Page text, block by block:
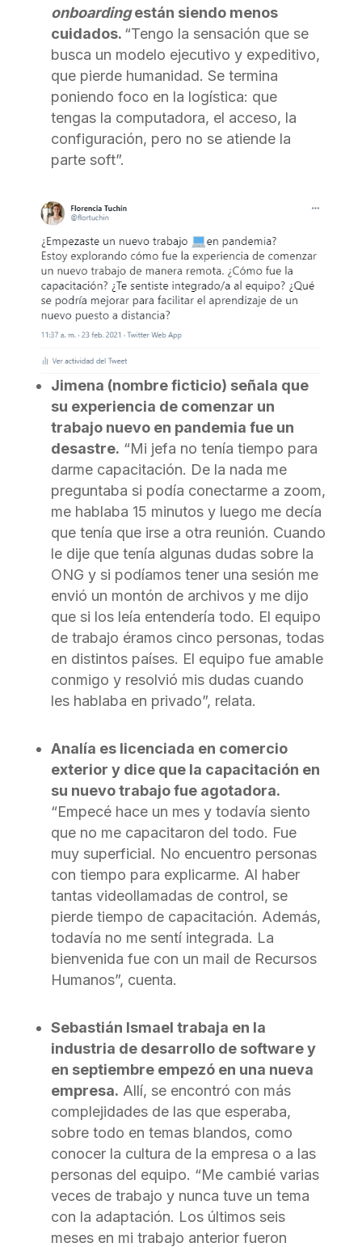
onboardingestán siendo menos
cuidados. “Tengo la sensación que se
busca un modelo ejecutivo y expeditivo,
que pierde humanidad. Se termina
poniendo foco en la logística: que
tengas la computadora, el acceso, la
configuración, pero no se atiende la
parte soft”.
Jimena (nombre ficticio) señala que
su experiencia de comenzar un
trabajo nuevo en pandemia fue un
desastre. “Mi jefa no tenía tiempo para
darme capacitación. De la nada me
preguntaba si podía conectarme a zoom,
me hablaba 15 minutos y luego me decía
que tenía que irse a otra reunión. Cuando
le dije que tenía algunas dudas sobre la
ONG y si podíamos tener una sesión me
envió un montón de archivos y me dijo
que si los leía entendería todo. El equipo
de trabajo éramos cinco personas, todas
en distintos países. El equipo fue amable
conmigo y resolvió mis dudas cuando
les hablaba en privado”, relata.
Analía es licenciada en comercio
exterior y dice que la capacitación en
su nuevo trabajo fue agotadora.
“Empecé hace un mes y todavía siento
que no me capacitaron del todo. Fue
muy superficial. No encuentro personas
con tiempo para explicarme. Al haber
tantas videollamadas de control, se
pierde tiempo de capacitación. Además,
todavía no me sentí integrada. La
bienvenida fue con un mail de Recursos
Humanos”, cuenta.
Sebastián Ismael trabaja en la
industria de desarrollo de software y
en septiembre empezó en una nueva
empresa. Allí, se encontró con más
complejidades de las que esperaba,
sobre todo en temas blandos, como
conocer la cultura de la empresa o a las
personas del equipo. “Me cambié varias
veces de trabajo y nunca tuve un tema
con la adaptación. Los últimos seis
meses en mi trabajo anterior fueron